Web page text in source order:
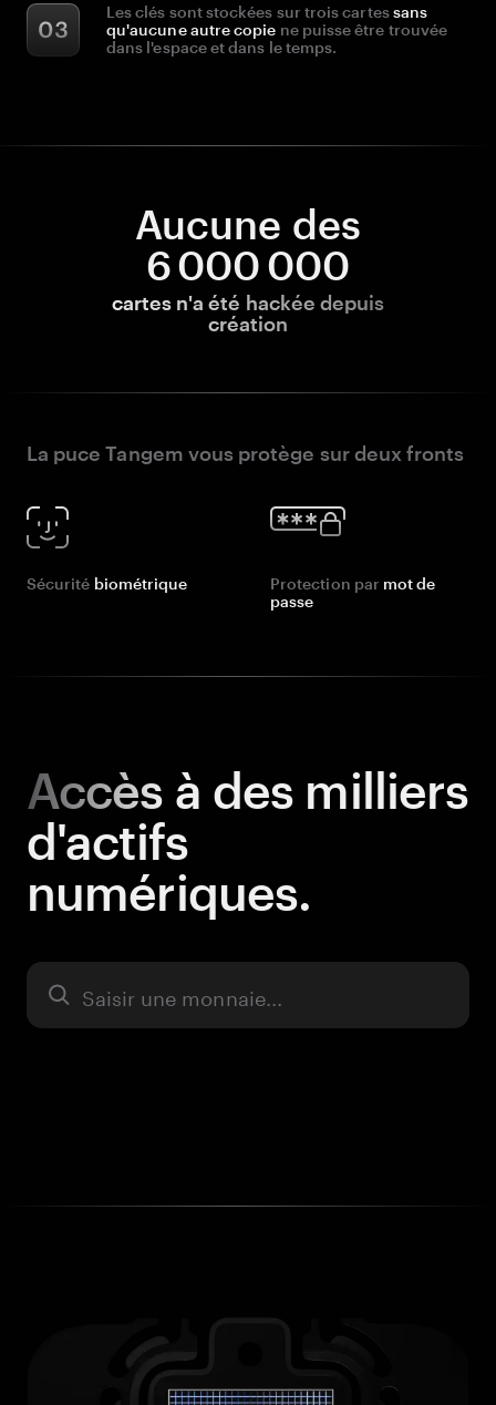
Les clés sont stockées sur trois cartessans
qu'aucune autre copie ne puisse être trouvée
dans l'espace et dans le temps.
Aucune des
6 000 000
cartes n'a été hackée depuis
création
La puce Tangem vous protège sur deux fronts
Sécurité biométrique Protection par mot de
passe
Accès à des milliers
d'actifs
numériques.
Actifs